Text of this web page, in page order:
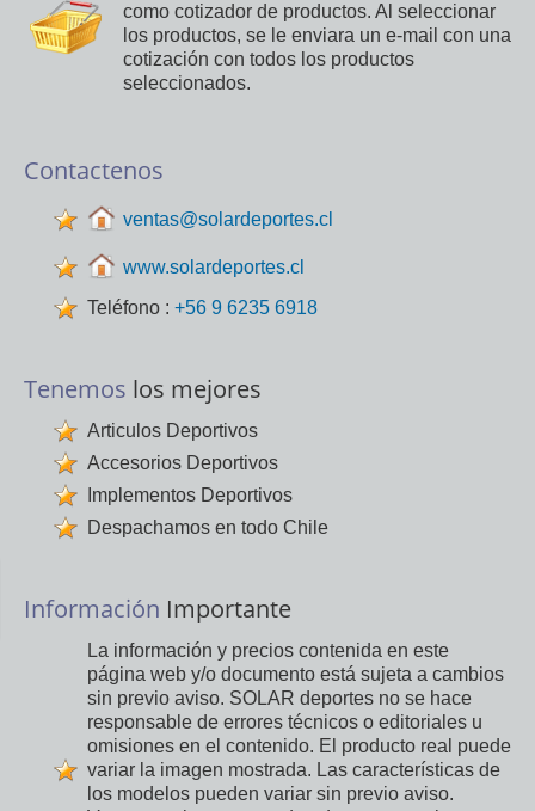
como cotizador de productos. Al seleccionar
los productos, se le enviara un e-mail con una
cotización con todos los productos
seleccionados.
Contactenos
ventas@solardeportes.cl
www.solardeportes.cl
Teléfono : +56 9 6235 6918
Tenemos los mejores
Articulos Deportivos
Accesorios Deportivos
Implementos Deportivos
Despachamos en todo Chile
Información Importante
La información y precios contenida en este
página web y/o documento está sujeta a cambios
sin previo aviso. SOLAR deportes no se hace
responsable de errores técnicos o editoriales u
omisiones en el contenido. El producto real puede
variar la imagen mostrada. Las características de
los modelos pueden variar sin previo aviso.